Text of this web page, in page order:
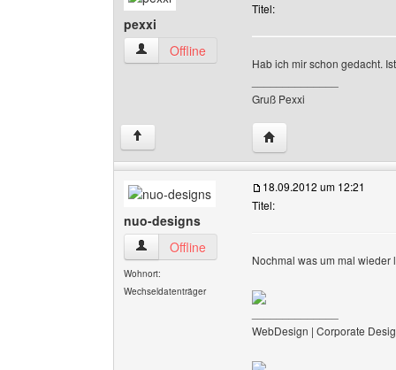
pexxi
pexxi Benutzer-Profile anzeigen
Offline
Titel:
Hab ich mir schon gedacht.
Gruß Pexxi
↑ Website dieses
nuo-designs
nuo-designs Benutzer-Profile anzeigen
Offline
Wohnort:
Wechseldatenträger
18.09.2012 um 12:21
Titel:
Nochmal was um mal
WebDesign | Corporate